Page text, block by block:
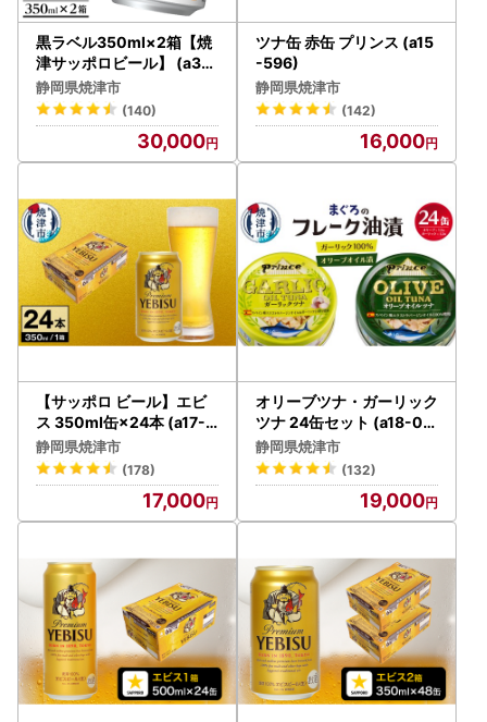
黒ラベル350ml×2箱【焼
津サッポロビール】 (a30
-326)
静岡県焼津市
(140)
30,000
ツナ缶 赤缶 プリンス (a15
-596)
静岡県焼津市
(142)
16,000
【サッポロ ビール】エビ
ス 350ml缶×24本 (a17-1
30)
静岡県焼津市
(178)
17,000
オリーブツナ・ガーリック
ツナ 24缶セット (a18-04
5)
静岡県焼津市
(132)
19,000